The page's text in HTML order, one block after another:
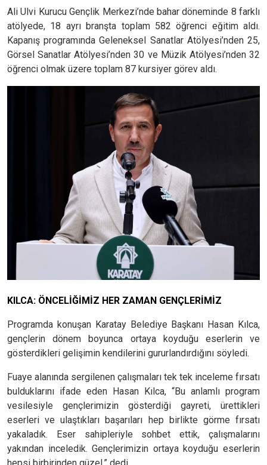
Ali Ulvi Kurucu Gençlik Merkezi’nde bahar döneminde 8 farklı
atölyede, 18 ayrı branşta toplam 582 öğrenci eğitim aldı.
Kapanış programında Geleneksel Sanatlar Atölyesi’nden 25,
Görsel Sanatlar Atölyesi’nden 30 ve Müzik Atölyesi’nden 32
öğrenci olmak üzere toplam 87 kursiyer görev aldı.
KILCA: ÖNCELİĞİMİZ HER ZAMAN GENÇLERİMİZ
Programda konuşan Karatay Belediye Başkanı Hasan Kılca,
gençlerin dönem boyunca ortaya koyduğu eserlerin ve
gösterdikleri gelişimin kendilerini gururlandırdığını söyledi.
Fuaye alanında sergilenen çalışmaları tek tek inceleme fırsatı
bulduklarını ifade eden Hasan Kılca, “Bu anlamlı program
vesilesiyle gençlerimizin gösterdiği gayreti, ürettikleri
eserleri ve ulaştıkları başarıları hep birlikte görme fırsatı
yakaladık. Eser sahipleriyle sohbet ettik, çalışmalarını
yakından inceledik. Gençlerimizin ortaya koyduğu eserlerin
hepsi birbirinden güzel.” dedi.